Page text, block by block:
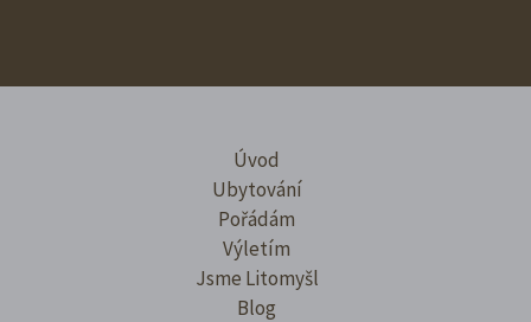
Úvod
Ubytování
Pořádám
Výletím
Jsme Litomyšl
Blog